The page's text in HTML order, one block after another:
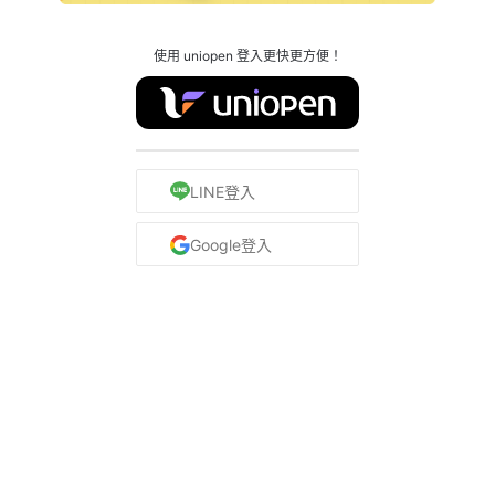
使用 uniopen 登入更快更方便！
LINE登入
Google登入